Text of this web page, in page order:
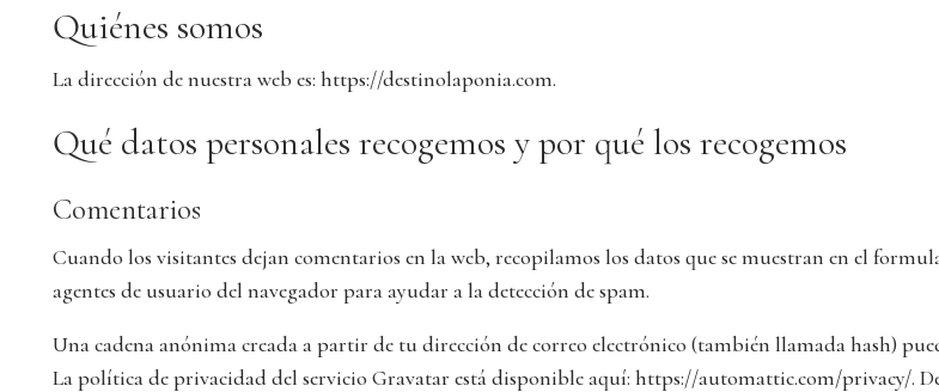
Quiénes somos
La dirección de nuestra web es: https://destinolaponia.com.
Qué datos personales recogemos y por qué los recogemos
Comentarios
Cuando los visitantes dejan comentarios en la web, recopilamos los datos que se muestran en el
agentes de usuario del navegador para ayudar a la detección de spam.
Una cadena anónima creada a partir de tu dirección de correo electrónico (también llamada hash)
La política de privacidad del servicio Gravatar está disponible aquí: https://automattic.com/privacy/.